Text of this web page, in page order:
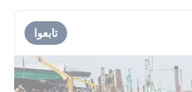
تابعوا